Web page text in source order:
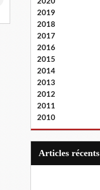
2019
2018
2017
2016
2015
2014
2013
2012
2011
2010
articles récents